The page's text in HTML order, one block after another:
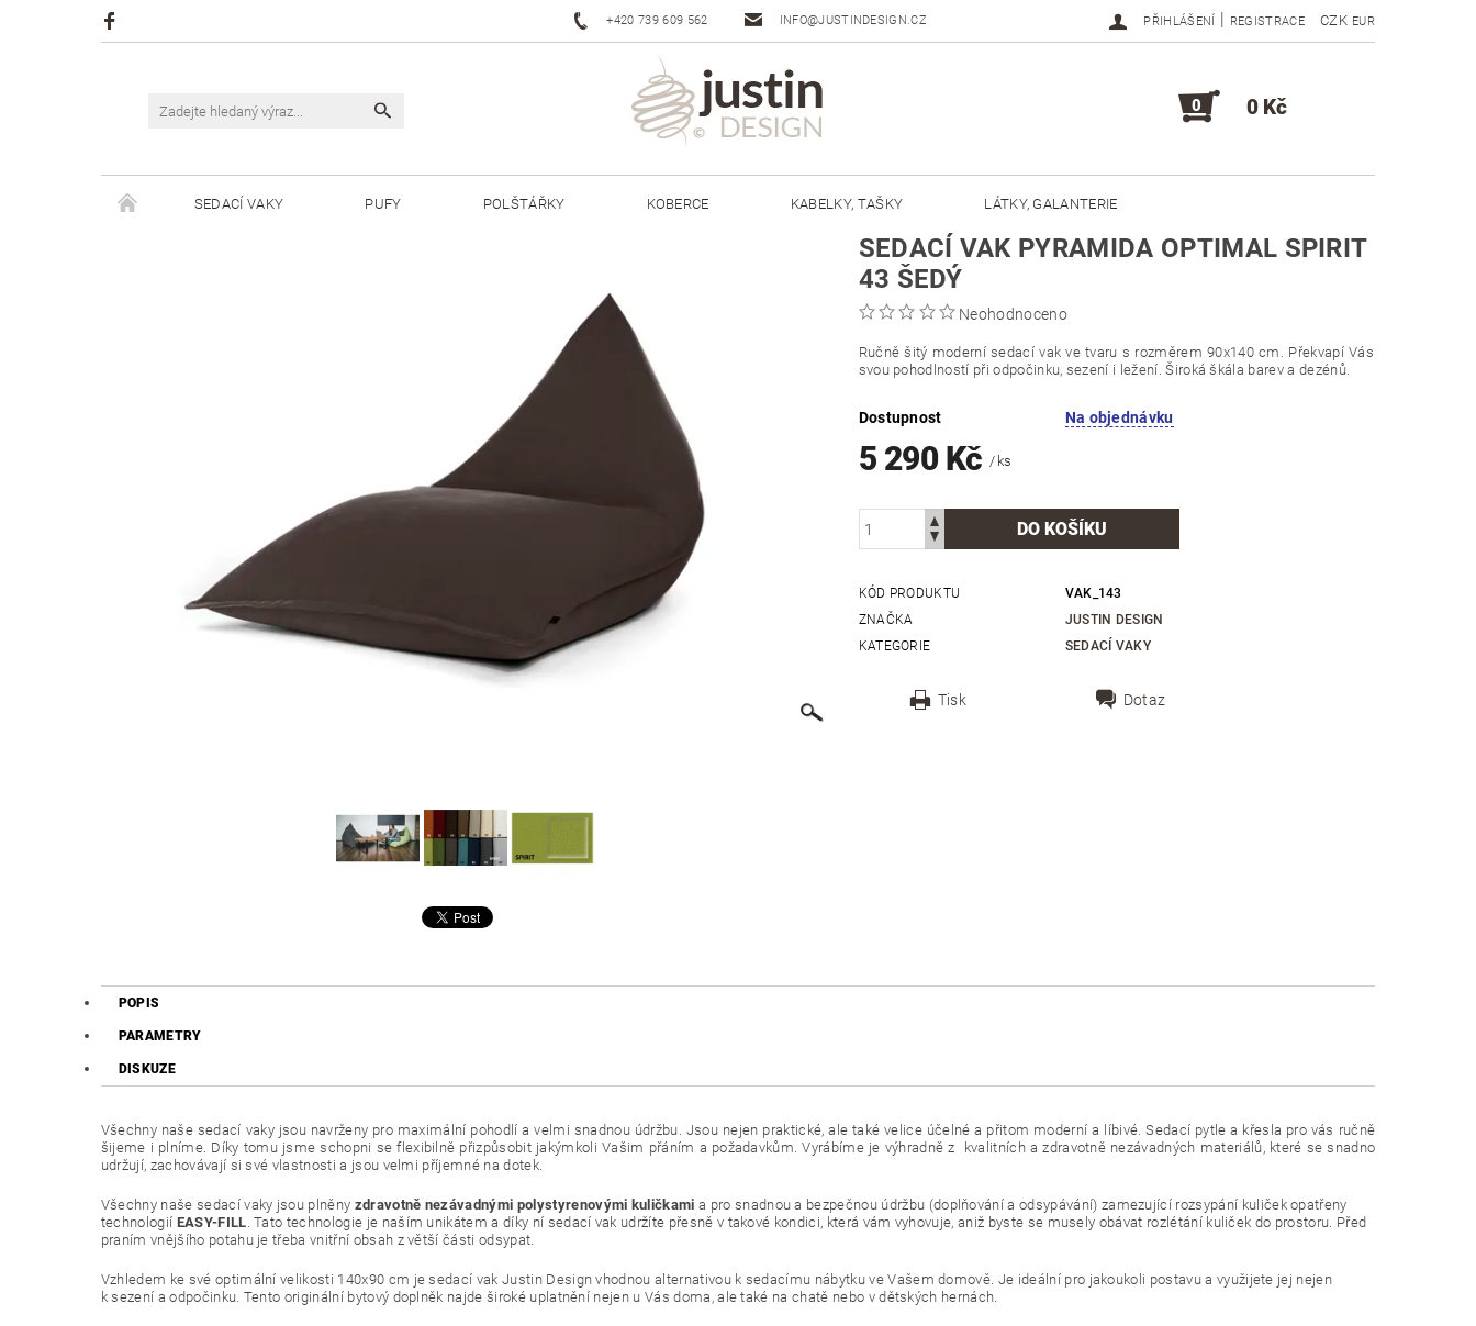
+420 739 609 562 INFO@JUSTINDESIGN.CZ CZK EUR
PŘIHLÁŠENÍ | REGISTRACE
0 0 Kč
SEDACÍ VAKY PUFY POLŠTÁŘKY KOBERCE KABELKY, TAŠKY LÁTKY, GALANTERIE
ŠŇŮRY JUSTIN 5 MM DOPLŇKY, KOMPONENTY
SEDACÍ VAK PYRAMIDA OPTIMAL SPIRIT
43 ŠEDÝ
Neohodnoceno
Ručně šitý moderní sedací vak ve tvaru s rozměrem 90x140 cm. Překvapí Vás
svou pohodlností při odpočinku, sezení i ležení. Široká škála barev a dezénů.
Dostupnost Na objednávku
5 290 Kč/ ks
KÓD PRODUKTU
VAK_143
ZNAČKA
JUSTIN DESIGN
KATEGORIE
SEDACÍ VAKY
Tisk Dotaz
POPIS
PARAMETRY
DISKUZE
Všechny naše sedací vaky jsou navrženy pro maximální pohodlí a velmi snadnou údržbu. Jsou nejen praktické, ale také velice účelné a přitom moderní a líbivé. Sedací pytle a křesla pro vás ručně
šijeme i plníme. Díky tomu jsme schopni se flexibilně přizpůsobit jakýmkoli Vašim přáním a požadavkům. Vyrábíme je výhradně z kvalitních a zdravotně nezávadných materiálů, které se snadno
udržují, zachovávají si své vlastnosti a jsou velmi příjemné na dotek.
Všechny naše sedací vaky jsou plněny zdravotně nezávadnými polystyrenovými kuličkami a pro snadnou a bezpečnou údržbu (doplňování a odsypávání) zamezující rozsypání kuliček opatřeny
technologií EASY-FILL. Tato technologie je naším unikátem a díky ní sedací vak udržíte přesně v takové kondici, která vám vyhovuje, aniž byste se musely obávat rozlétání kuliček do prostoru. Před
praním vnějšího potahu je třeba vnitřní obsah z větší části odsypat.
Vzhledem ke své optimální velikosti 140x90 cm je sedací vak Justin Design vhodnou alternativou k sedacímu nábytku ve Vašem domově. Je ideální pro jakoukoli postavu a využijete jej nejen
k sezení a odpočinku. Tento originální bytový doplněk najde široké uplatnění nejen u Vás doma, ale také na chatě nebo v dětských hernách.